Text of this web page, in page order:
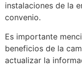
instalaciones de la
convenio.
Es importante
beneficios de la
actualizar la